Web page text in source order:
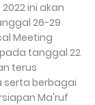
ini akan
26-29
Meeting
tanggal 22
terus
berbagai
Ma'ruf